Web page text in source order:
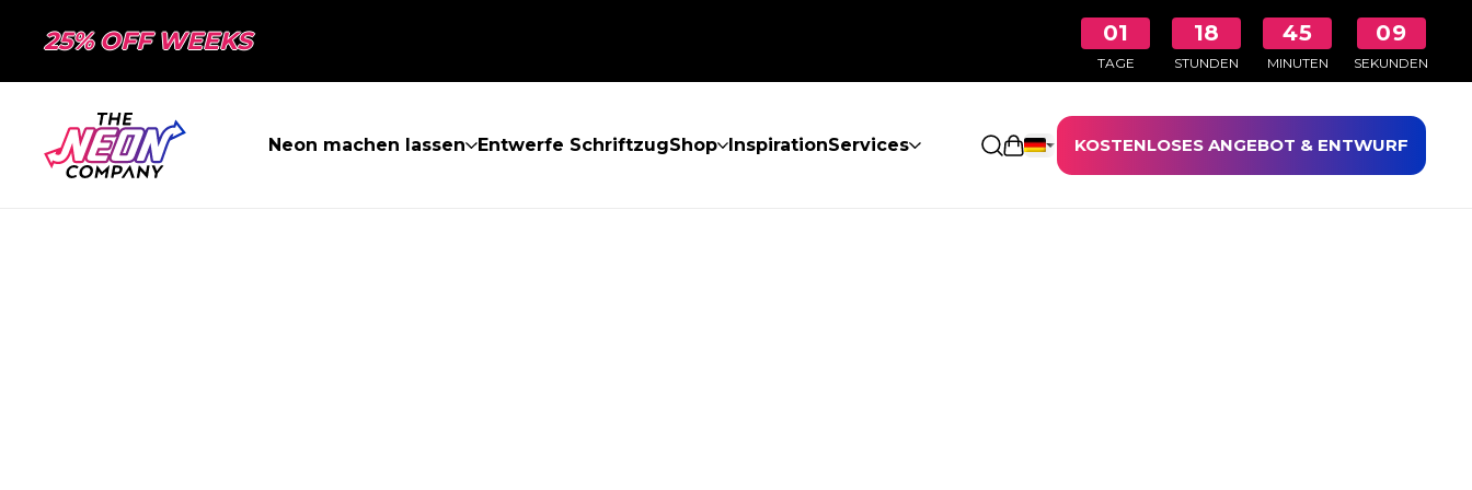
25% OFF WEEKS 01
TAGE
18
STUNDEN
45
MINUTEN
09
SEKUNDEN
Neon machen lassen Entwerfe SchriftzugShop InspirationServices Einkaufswagen öffnen
KOSTENLOSES ANGEBOT & ENTWURF